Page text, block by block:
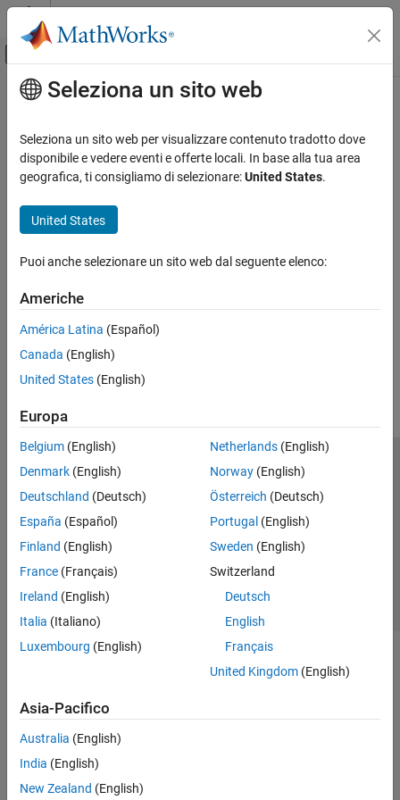
Vai al contenuto
Attiva/disattiva menu di navigazione
Pagina iniziale della documentazione
Contenuto principale
Seleziona un sito web
Seleziona un sito web per visualizzare contenuto tradotto dove
disponibile e vedere eventi e offerte locali. In base alla tua area
geografica, ti consigliamo di selezionare:United States.
United States
Puoi anche selezionare un sito web dal seguente elenco:
Americhe
América Latina (Español)
Canada (English)
United States (English)
Europa
Belgium (English)
Denmark (English)
Deutschland (Deutsch)
España (Español)
Finland (English)
France (Français)
Ireland (English)
Italia (Italiano)
Luxembourg (English)
Netherlands(English)
Norway(English)
Österreich (Deutsch)
Portugal (English)
Sweden (English)
Switzerland
Deutsch
English
Français
United Kingdom(English)
Asia-Pacifico
Australia (English)
India (English)
New Zealand (English)
Centro di fiducia
Informativa sulla privacy
Antipirateria
Stato dell'applicazione
Contatti
© 1994-2026 The MathWorks, Inc.